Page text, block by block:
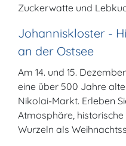
Zuckerwatte und
Johanniskloster -
an der Ostsee
Am 14. und 15.
eine über 500 Jahre
Nikolai-Markt. Erleben
Atmosphäre,
Wurzeln als